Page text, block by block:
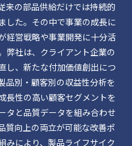
来の部品供給だけでは持続的
した。その中で事業の成長に
経営戦略や事業開発に十分活
弊社は、クライアント企業の
し、新たな付加価値創出につ
品別・顧客別の収益性分析を
長性の高い顧客セグメントを
タと品質データを組み合わせ
質向上の両立が可能な改善ポ
みにより、製品ライフサイク